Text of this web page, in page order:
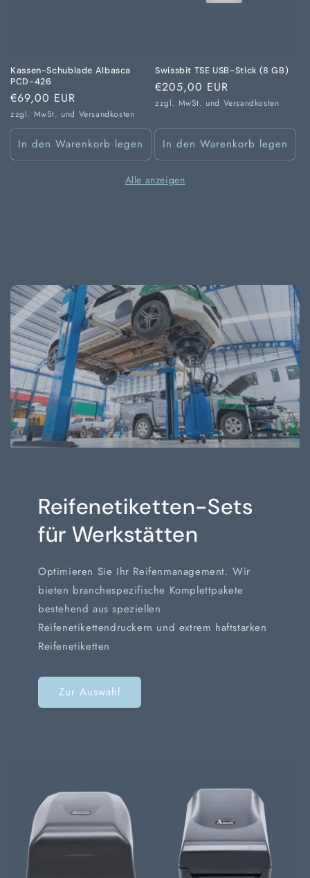
Kassen-Schublade Albasca
PCD-426
Normaler
Preis
€69,00 EUR
zzgl. MwSt. und Versandkosten
In den Warenkorb legen
Swissbit TSE USB-Stick (8 GB)
Normaler
Preis
€205,00 EUR
zzgl. MwSt. und Versandkosten
In den Warenkorb legen
Alle anzeigen
Reifenetiketten-Sets
für Werkstätten
Optimieren Sie Ihr Reifenmanagement. Wir
bieten branchespezifische Komplettpakete
bestehend aus speziellen
Reifenetikettendruckern und extrem haftstarken
Reifenetiketten
Zur Auswahl